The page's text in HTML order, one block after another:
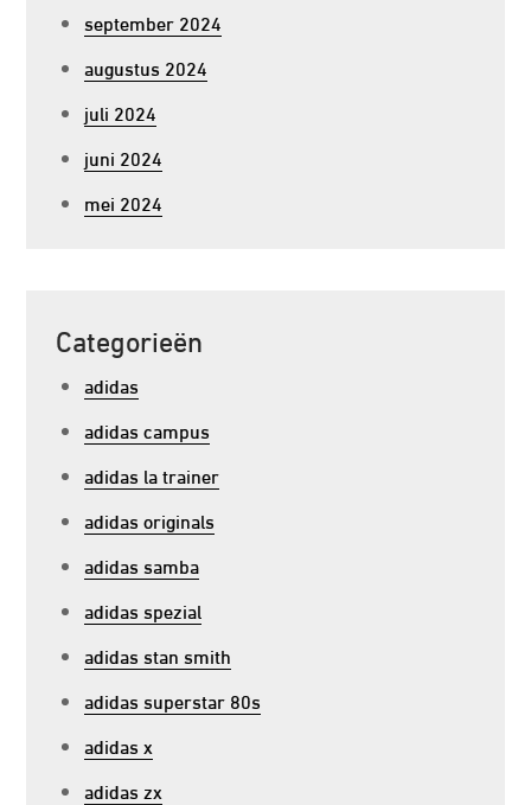
september 2024
augustus 2024
juli 2024
juni 2024
mei 2024
Categorieën
adidas
adidas campus
adidas la trainer
adidas originals
adidas samba
adidas spezial
adidas stan smith
adidas superstar 80s
adidas x
adidas zx